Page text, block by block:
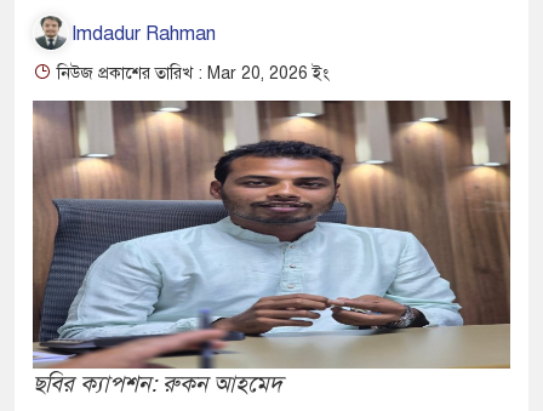
Imdadur Rahman
নিউজ প্রকাশের তারিখ : Mar 20, 2026 ইং
ছবির ক্যাপশন: রুকন আহমেদ